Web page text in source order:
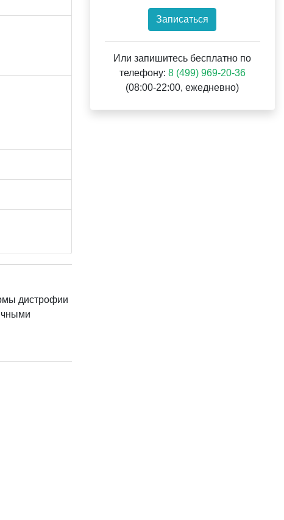
дистрофии
Записаться
Или запишитесь бесплатно по
телефону: 8 (499) 969-20-36
(08:00-22:00, ежедневно)